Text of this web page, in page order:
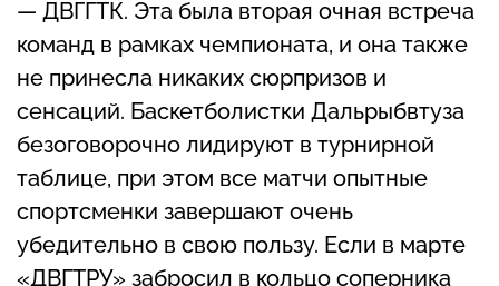
— ДВГГТК. Эта была вторая очная встреча
команд в рамках чемпионата, и она также
не принесла никаких сюрпризов и
сенсаций. Баскетболистки Дальрыбвтуза
безоговорочно лидируют в турнирной
таблице, при этом все матчи опытные
спортсменки завершают очень
убедительно в свою пользу. Если в марте
«ДВГТРУ» забросил в кольцо соперника